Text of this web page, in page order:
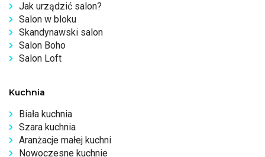
Jak urządzić salon?
Salon w bloku
Skandynawski salon
Salon Boho
Salon Loft
Kuchnia
Biała kuchnia
Szara kuchnia
Aranżacje małej kuchni
Nowoczesne kuchnie